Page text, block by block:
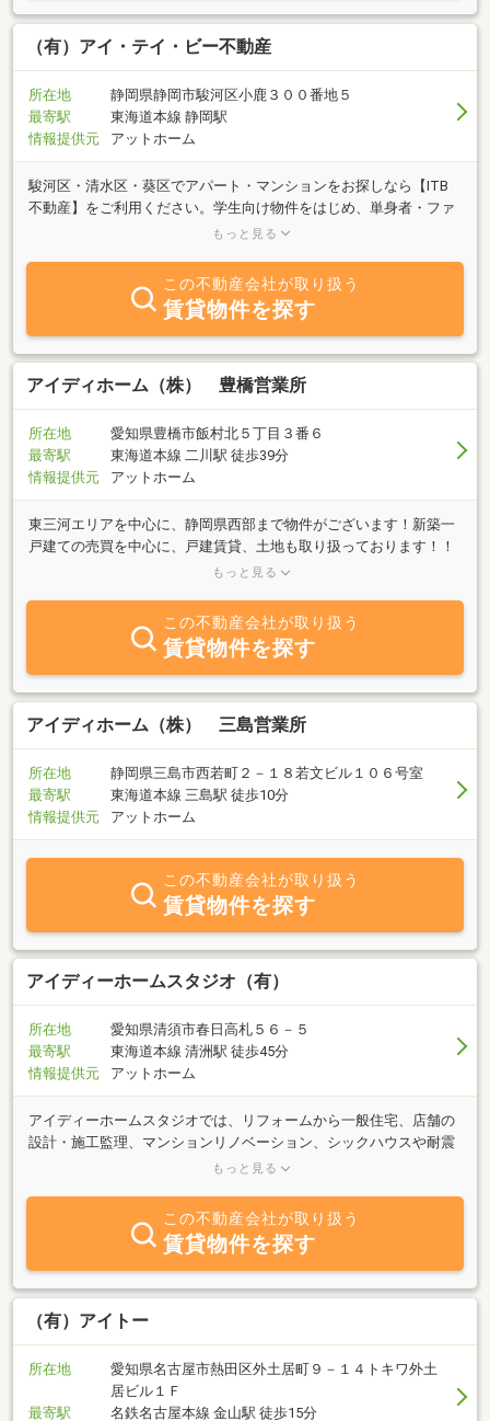
（有）アイ・テイ・ビー不動産
所在地
静岡県静岡市駿河区小鹿３００番地５
最寄駅
東海道本線 静岡駅
情報提供元
アットホーム
駿河区・清水区・葵区でアパート・マンションをお探しなら【ITB
不動産】をご利用ください。学生向け物件をはじめ、単身者・ファ
ミリー向けの物件も豊富に取り揃えております。管理会社ならでは
もっと見る
この不動産会社が取り扱う
賃貸物件を探す
アイディホーム（株） 豊橋営業所
所在地
愛知県豊橋市飯村北５丁目３番６
最寄駅
東海道本線 二川駅 徒歩39分
情報提供元
アットホーム
東三河エリアを中心に、静岡県西部まで物件がございます！新築一
戸建ての売買を中心に、戸建賃貸、土地も取り扱っております！！
規格型注文住宅の請負、土地や中古住宅の買取も行っておりますの
もっと見る
この不動産会社が取り扱う
賃貸物件を探す
アイディホーム（株） 三島営業所
所在地
静岡県三島市西若町２－１８若文ビル１０６号室
最寄駅
東海道本線 三島駅 徒歩10分
情報提供元
アットホーム
この不動産会社が取り扱う
賃貸物件を探す
アイディーホームスタジオ（有）
所在地
愛知県清須市春日高札５６－５
最寄駅
東海道本線 清洲駅 徒歩45分
情報提供元
アットホーム
アイディーホームスタジオでは、リフォームから一般住宅、店舗の
設計・施工監理、マンションリノベーション、シックハウスや耐震
診断まで、幅広くサービスを行っております。また、近年注目され
応住宅も承っております。私共は、明るく、丁寧なサービスで、誠
心誠意お客様のお役に立ちたいと考えております。また、これから
末永いお付き合いをさせて頂く為にも、地元あま市を中心に地場に
根付いた経営をして行きたいと考えております。今後とも、ご厚誼
賜りますようお願い申し上げます。
もっと見る
この不動産会社が取り扱う
賃貸物件を探す
（有）アイトー
所在地
愛知県名古屋市熱田区外土居町９－１４トキワ外土
居ビル１Ｆ
最寄駅
名鉄名古屋本線 金山駅 徒歩15分